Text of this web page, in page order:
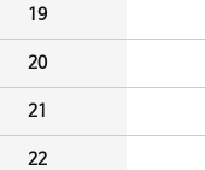
19
20
21
22